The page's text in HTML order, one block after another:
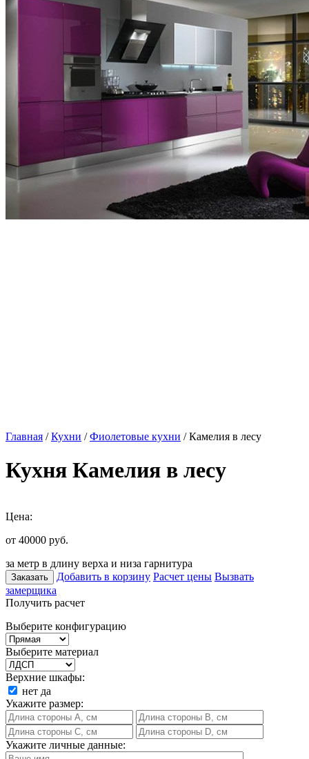
Главная /Кухни /Фиолетовые кухни / Камелия в лесу
Кухня Камелия в лесу
Цена:
от 40000 руб.
за метр в длину верха и низа гарнитура
Заказать Добавить в корзину Расчет цены Вызвать
замерщика
Получить расчет
Выберите конфигурацию
Выберите материал
Верхние шкафы:
нет да
Укажите размер:
Укажите личные данные: